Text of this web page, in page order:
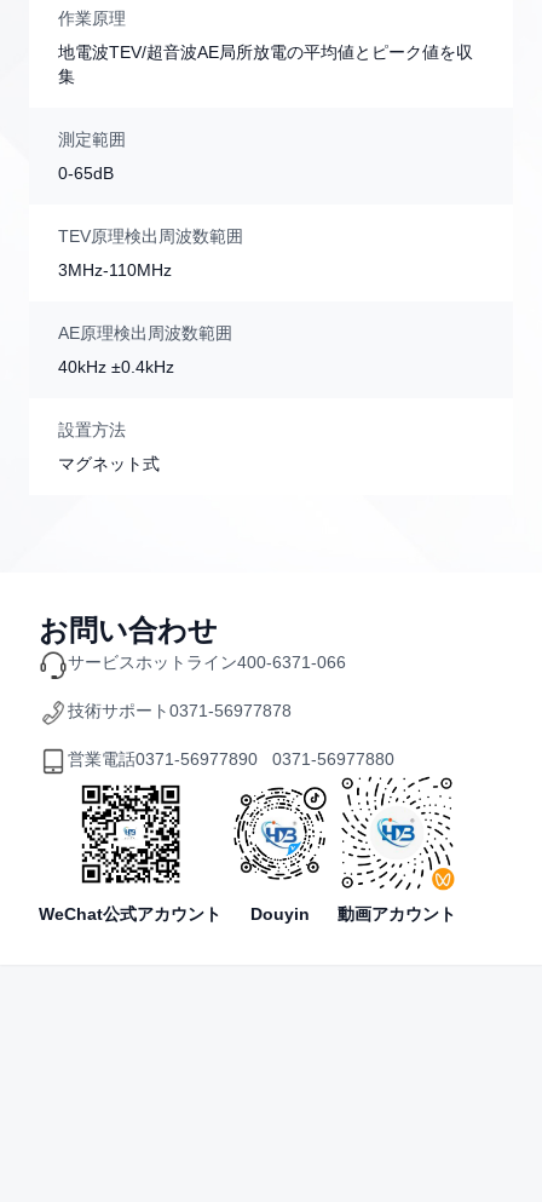
作業原理
地電波TEV/超音波AE局所放電の平均値とピーク値を収
集
測定範囲
0-65dB
TEV原理検出周波数範囲
3MHz-110MHz
AE原理検出周波数範囲
40kHz ±0.4kHz
設置方法
マグネット式
お問い合わせ
サービスホットライン400-6371-066
技術サポート0371-56977878
営業電話0371-56977890 0371-56977880
WeChat公式アカウント Douyin 動画アカウント